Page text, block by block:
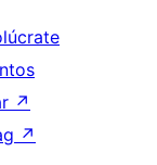
↗
↗